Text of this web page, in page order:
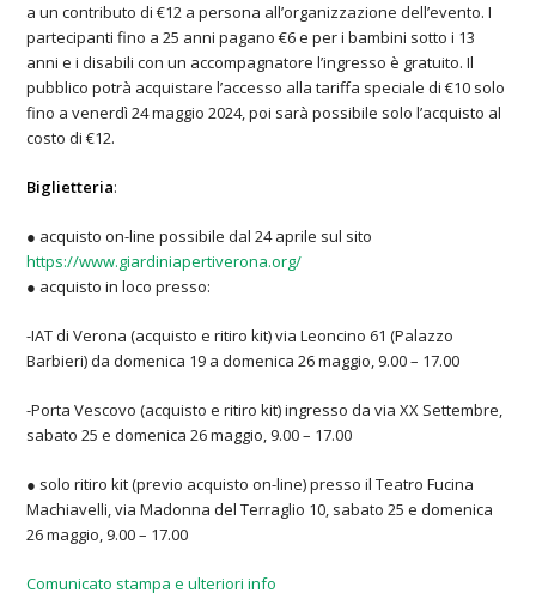
a un contributo di €12 a persona all’organizzazione dell’evento. I
partecipanti fino a 25 anni pagano €6 e per i bambini sotto i 13
anni e i disabili con un accompagnatore l’ingresso è gratuito. Il
pubblico potrà acquistare l’accesso alla tariffa speciale di €10 solo
fino a venerdì 24 maggio 2024, poi sarà possibile solo l’acquisto al
costo di €12.
Biglietteria:
● acquisto on-line possibile dal 24 aprile sul sito
https://www.giardiniapertiverona.org/
● acquisto in loco presso:
-IAT di Verona (acquisto e ritiro kit) via Leoncino 61 (Palazzo
Barbieri) da domenica 19 a domenica 26 maggio, 9.00 – 17.00
-Porta Vescovo (acquisto e ritiro kit) ingresso da via XX Settembre,
sabato 25 e domenica 26 maggio, 9.00 – 17.00
● solo ritiro kit (previo acquisto on-line) presso il Teatro Fucina
Machiavelli, via Madonna del Terraglio 10, sabato 25 e domenica
26 maggio, 9.00 – 17.00
Comunicato stampa e ulteriori info